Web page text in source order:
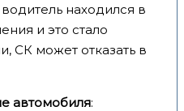
водитель находился в
и это стало
СК может отказать в
автомобиля: